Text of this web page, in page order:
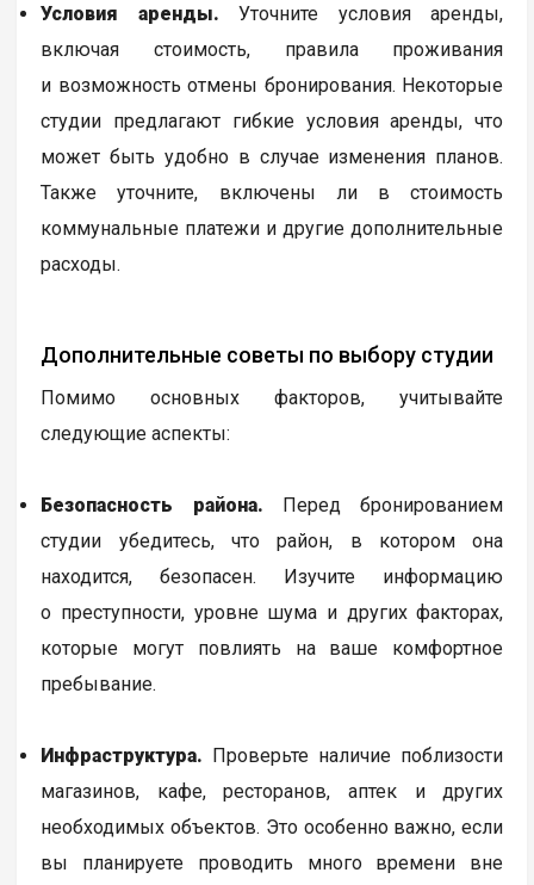
Условия аренды. Уточните условия аренды,
включая стоимость, правила проживания
и возможность отмены бронирования. Некоторые
студии предлагают гибкие условия аренды, что
может быть удобно в случае изменения планов.
Также уточните, включены ли в стоимость
коммунальные платежи и другие дополнительные
расходы.
Дополнительные советы по выбору студии
Помимо основных факторов, учитывайте
следующие аспекты:
Безопасность района. Перед бронированием
студии убедитесь, что район, в котором она
находится, безопасен. Изучите информацию
о преступности, уровне шума и других факторах,
которые могут повлиять на ваше комфортное
пребывание.
Инфраструктура. Проверьте наличие поблизости
магазинов, кафе, ресторанов, аптек и других
необходимых объектов. Это особенно важно, если
вы планируете проводить много времени вне